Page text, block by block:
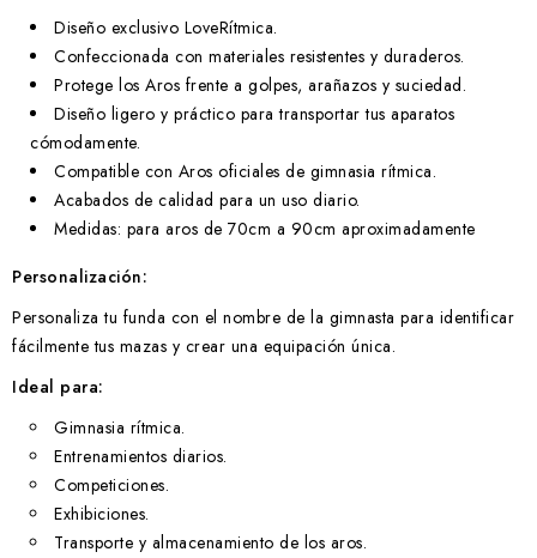
Diseño exclusivo LoveRítmica.
Confeccionada con materiales resistentes y duraderos.
Protege los Aros frente a golpes, arañazos y suciedad.
Diseño ligero y práctico para transportar tus aparatos
cómodamente.
Compatible con Aros oficiales de gimnasia rítmica.
Acabados de calidad para un uso diario.
Medidas: para aros de 70cm a 90cm aproximadamente
Personalización:
Personaliza tu funda con el nombre de la gimnasta para identificar
fácilmente tus mazas y crear una equipación única.
Ideal para:
Gimnasia rítmica.
Entrenamientos diarios.
Competiciones.
Exhibiciones.
Transporte y almacenamiento de los aros.